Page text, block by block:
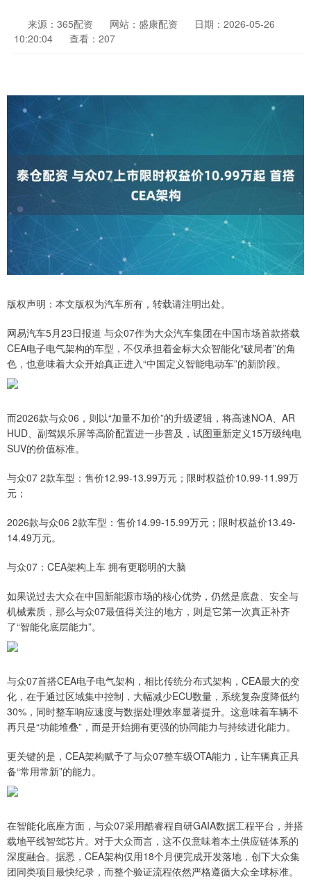
来源：365配资 网站：盛康配资
日期：2026-05-26
10:20:04
查看：207
版权声明：本文版权为汽车所有，转载请注明出处。
网易汽车5月23日报道 与众07作为大众汽车集团在中国市场首款搭载
CEA电子电气架构的车型，不仅承担着金标大众智能化“破局者”的角
色，也意味着大众开始真正进入“中国定义智能电动车”的新阶段。
而2026款与众06，则以“加量不加价”的升级逻辑，将高速NOA、AR
HUD、副驾娱乐屏等高阶配置进一步普及，试图重新定义15万级纯电
SUV的价值标准。
与众07 2款车型：售价12.99-13.99万元；限时权益价10.99-11.99万
元；
2026款与众06 2款车型：售价14.99-15.99万元；限时权益价13.49-
14.49万元。
与众07：CEA架构上车 拥有更聪明的大脑
如果说过去大众在中国新能源市场的核心优势，仍然是底盘、安全与
机械素质，那么与众07最值得关注的地方，则是它第一次真正补齐
了“智能化底层能力”。
与众07首搭CEA电子电气架构，相比传统分布式架构，CEA最大的变
化，在于通过区域集中控制，大幅减少ECU数量，系统复杂度降低约
30%，同时整车响应速度与数据处理效率显著提升。这意味着车辆不
再只是“功能堆叠”，而是开始拥有更强的协同能力与持续进化能力。
更关键的是，CEA架构赋予了与众07整车级OTA能力，让车辆真正具
备“常用常新”的能力。
在智能化底座方面，与众07采用酷睿程自研GAIA数据工程平台，并搭
载地平线智驾芯片。对于大众而言，这不仅意味着本土供应链体系的
深度融合。据悉，CEA架构仅用18个月便完成开发落地，创下大众集
团同类项目最快纪录，而整个验证流程依然严格遵循大众全球标准。